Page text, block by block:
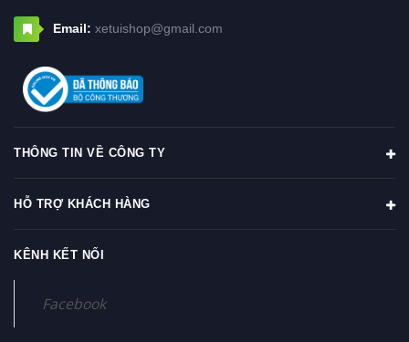
Email: xetuishop@gmail.com
THÔNG TIN VỀ CÔNG TY
HỖ TRỢ KHÁCH HÀNG
KÊNH KẾT NỐI
Facebook